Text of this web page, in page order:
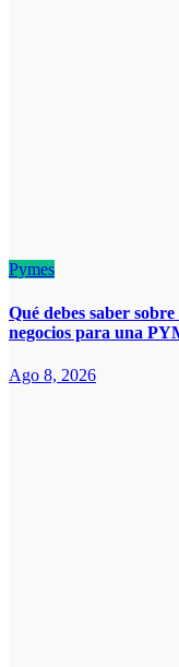
Pymes
Qué debes saber
negocios para una
Ago 8, 2026